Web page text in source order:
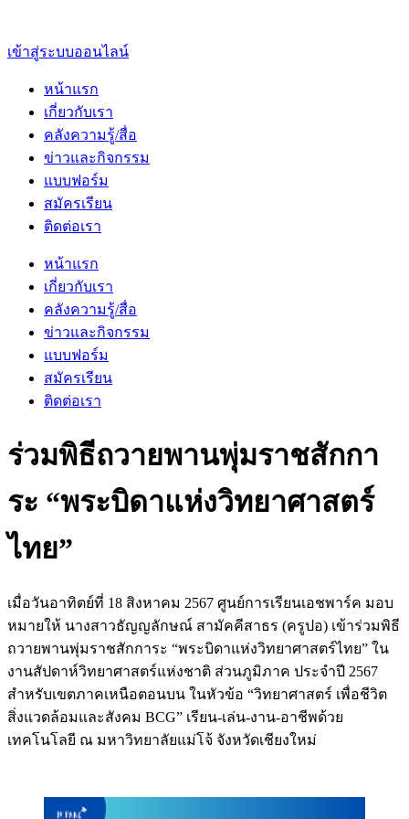
เข้าสู่ระบบออนไลน์
หน้าแรก
เกี่ยวกับเรา
คลังความรู้/สื่อ
ข่าวและกิจกรรม
แบบฟอร์ม
สมัครเรียน
ติดต่อเรา
หน้าแรก
เกี่ยวกับเรา
คลังความรู้/สื่อ
ข่าวและกิจกรรม
แบบฟอร์ม
สมัครเรียน
ติดต่อเรา
ร่วมพิธีถวายพานพุ่มราชสักกา
ระ “พระบิดาแห่งวิทยาศาสตร์
ไทย”
เมื่อวันอาทิตย์ที่ 18 สิงหาคม 2567 ศูนย์การเรียนเอชพาร์ค มอบ
หมายให้ นางสาวธัญญลักษณ์ สามัคคีสาธร (ครูปอ) เข้าร่วมพิธี
ถวายพานพุ่มราชสักการะ “พระบิดาแห่งวิทยาศาสตร์ไทย” ใน
งานสัปดาห์วิทยาศาสตร์แห่งชาติ ส่วนภูมิภาค ประจำปี 2567
สำหรับเขตภาคเหนือตอนบน ในหัวข้อ “วิทยาศาสตร์ เพื่อชีวิต
สิ่งแวดล้อมและสังคม BCG” เรียน-เล่น-งาน-อาชีพด้วย
เทคโนโลยี ณ มหาวิทยาลัยแม่โจ้ จังหวัดเชียงใหม่